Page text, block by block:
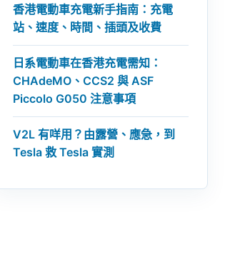
香港電動車充電新手指南：充電
站、速度、時間、插頭及收費
日系電動車在香港充電需知：
CHAdeMO、CCS2 與 ASF
Piccolo G050 注意事項
V2L 有咩用？由露營、應急，到
Tesla 救 Tesla 實測